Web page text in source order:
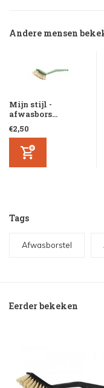
Andere mensen
Mijn stijl -
afwasbors...
€2,50
Tags
Afwasborstel
Eerder bekeken